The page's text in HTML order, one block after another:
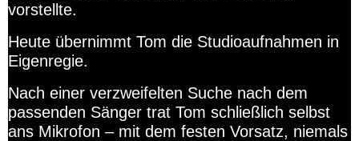
vorstellte.
Heute übernimmt Tom die Studioaufnahmen in
Eigenregie.
Nach einer verzweifelten Suche nach dem
passenden Sänger trat Tom schließlich selbst
ans Mikrofon – mit dem festen Vorsatz, niemals